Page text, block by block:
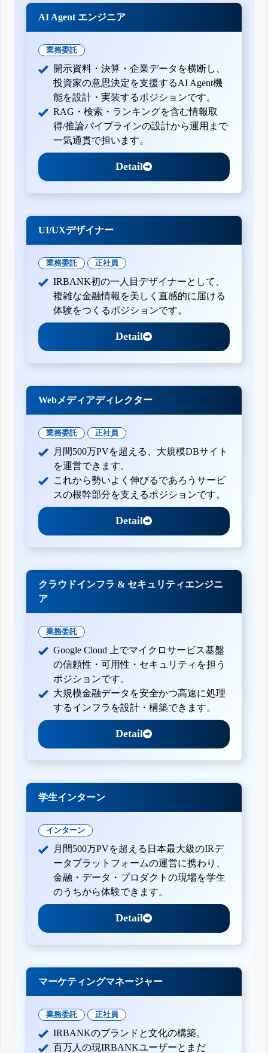
自己株券買付状況報告書(法24条の6第1項に基づくもの)
自己株券買付状況報告書(法24条の6第1項に基づくもの)
自己株券買付状況報告書(法24条の6第1項に基づくもの)
自己株券買付状況報告書(法24条の6第1項に基づくもの)
自己株券買付状況報告書(法24条の6第1項に基づくもの)
自己株券買付状況報告書(法24条の6第1項に基づくもの)
自己株券買付状況報告書(法24条の6第1項に基づくもの)
自己株券買付状況報告書(法24条の6第1項に基づくもの)
自己株券買付状況報告書(法24条の6第1項に基づくもの)
自己株券買付状況報告書(法24条の6第1項に基づくもの)
自己株券買付状況報告書(法24条の6第1項に基づくもの)
自己株券買付状況報告書(法24条の6第1項に基づくもの)
自己株券買付状況報告書(法24条の6第1項に基づくもの)
自己株券買付状況報告書(法24条の6第1項に基づくもの)
自己株券買付状況報告書(法24条の6第1項に基づくもの)
自己株券買付状況報告書(法24条の6第1項に基づくもの)
自己株券買付状況報告書(法24条の6第1項に基づくもの)
自己株券買付状況報告書(法24条の6第1項に基づくもの)
AI Agent エンジニア
業務委託
開示資料・決算・企業データを横断し、
投資家の意思決定を支援するAI Agent機
能を設計・実装するポジションです。
RAG・検索・ランキングを含む情報取
得/推論パイプラインの設計から運用まで
一気通貫で担います。
Detail
UI/UXデザイナー
業務委託 正社員
IRBANK初の一人目デザイナーとして、
複雑な金融情報を美しく直感的に届ける
体験をつくるポジションです。
Detail
Webメディアディレクター
業務委託 正社員
月間500万PVを超える、大規模DBサイト
を運営できます。
これから勢いよく伸びるであろうサービ
スの根幹部分を支えるポジションです。
Detail
クラウドインフラ & セキュリティエンジニ
ア
業務委託
Google Cloud 上でマイクロサービス基盤
の信頼性・可用性・セキュリティを担う
ポジションです。
大規模金融データを安全かつ高速に処理
するインフラを設計・構築できます。
Detail
学生インターン
インターン
月間500万PVを超える日本最大級のIRデ
ータプラットフォームの運営に携わり、
金融・データ・プロダクトの現場を学生
のうちから体験できます。
Detail
マーケティングマネージャー
業務委託 正社員
IRBANKのブランドと文化の構築。
百万人の現IRBANKユーザーとまだ